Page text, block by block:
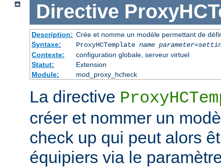
Directive
Description: Crée et nomme un modèle permettant de
Syntaxe:
ProxyHCTemplate name parameter=
Contexte:
configuration globale, serveur virtuel
Statut:
Extension
Module:
mod_proxy_hcheck
La directive
créer et nommer un
check up qui peut alors
équipiers via le